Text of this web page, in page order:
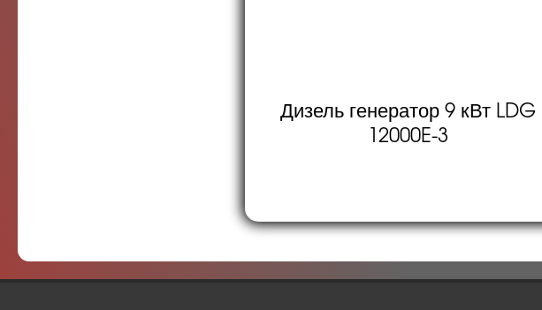
Дизель генератор 9 кВт LDG
12000E-3